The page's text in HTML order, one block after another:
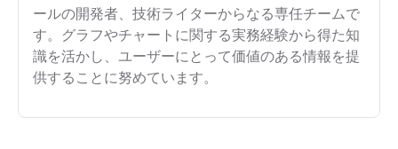
ールの開発者、技術ライターからなる専任チームで
す。グラフやチャートに関する実務経験から得た知
識を活かし、ユーザーにとって価値のある情報を提
供することに努めています。